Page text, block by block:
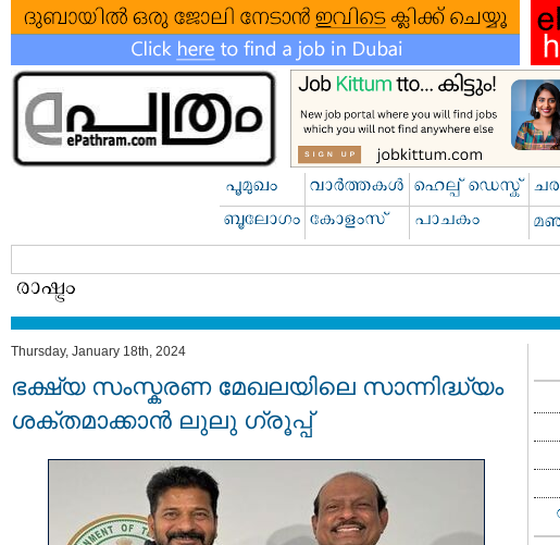
Thursday, January 18th, 2024
ഭക്ഷ്യ സംസ്കരണ മേഖലയിലെ സാന്നിദ്ധ്യം
ശക്തമാക്കാൻ ലുലു ഗ്രൂപ്പ്